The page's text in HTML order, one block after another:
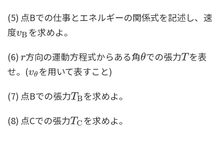
(5) 点Bでの仕事とエネルギーの関係式を記述し、速
度vB
vBを求めよ。
(6) r
r方向の運動方程式からある角θ
θでの張力T
Tを表
せ。(vθ
vθを用いて表すこと)
(7) 点Bでの張力TB
TBを求めよ。
(8) 点Cでの張力T C
TC を求めよ。